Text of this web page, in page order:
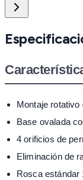
Montaje rotativo
Base ovalada
4 orificios de
Eliminación de
Rosca estándar